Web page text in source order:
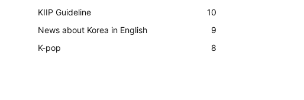
KIIP Guideline
10
News about Korea in English
9
K-pop
8